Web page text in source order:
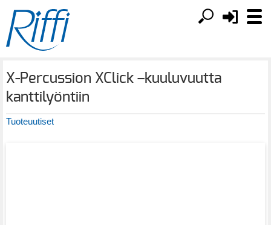
X-Percussion XClick –kuuluvuutta
kanttilyöntiin
Tuoteuutiset